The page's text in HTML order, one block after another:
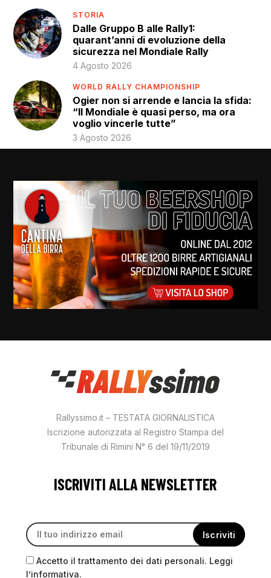
STORIA
Dalle Gruppo B alle Rally1:
quarant’anni di evoluzione della
sicurezza nel Mondiale Rally
4 Agosto 2026
WORLD RALLY CHAMPIONSHIP
Ogier non si arrende e lancia la sfida:
“Il Mondiale è quasi perso, ma ora
voglio vincerle tutte”
3 Agosto 2026
Rallyssimo.it – TESTATA GIORNALISTICA
Iscrizione autorizzata al Registro Stampa del
Tribunale di Rimini N° 6 del 19/11/2019
ISCRIVITI ALLA NEWSLETTER
Accetto il trattamento dei dati personali. Leggi
l’informativa.